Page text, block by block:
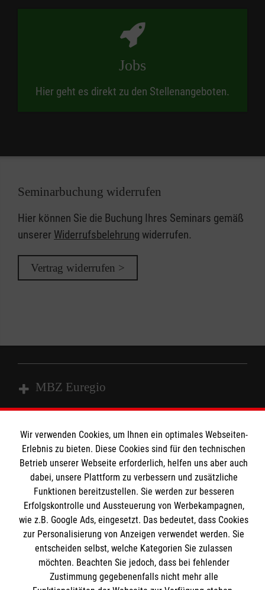
Jobs
Hier geht es direkt zu den Stellenangeboten.
Seminarbuchung widerrufen
Hier können Sie die Buchung Ihres Seminars gemäß
unserer Widerrufsbelehrung widerrufen.
Vertrag widerrufen >
MBZ Euregio
Kurse für Ärzte
Kurse für Rettungsdienstler
Internationale Kurskonzepte
Informationen
Kontakt
Impressum
Datenschutz
AGB
Malteser online
Malteserorden
Malteser Jugend
Wir verwenden Cookies, um Ihnen ein optimales Webseiten-
Erlebnis zu bieten. Diese Cookies sind für den technischen
Betrieb unserer Webseite erforderlich, helfen uns aber auch
dabei, unsere Plattform zu verbessern und zusätzliche
Funktionen bereitzustellen. Sie werden zur besseren
Erfolgskontrolle und Aussteuerung von Werbekampagnen,
wie z.B. Google Ads, eingesetzt. Das bedeutet, dass Cookies
zur Personalisierung von Anzeigen verwendet werden. Sie
entscheiden selbst, welche Kategorien Sie zulassen
möchten. Beachten Sie jedoch, dass bei fehlender
Zustimmung gegebenenfalls nicht mehr alle